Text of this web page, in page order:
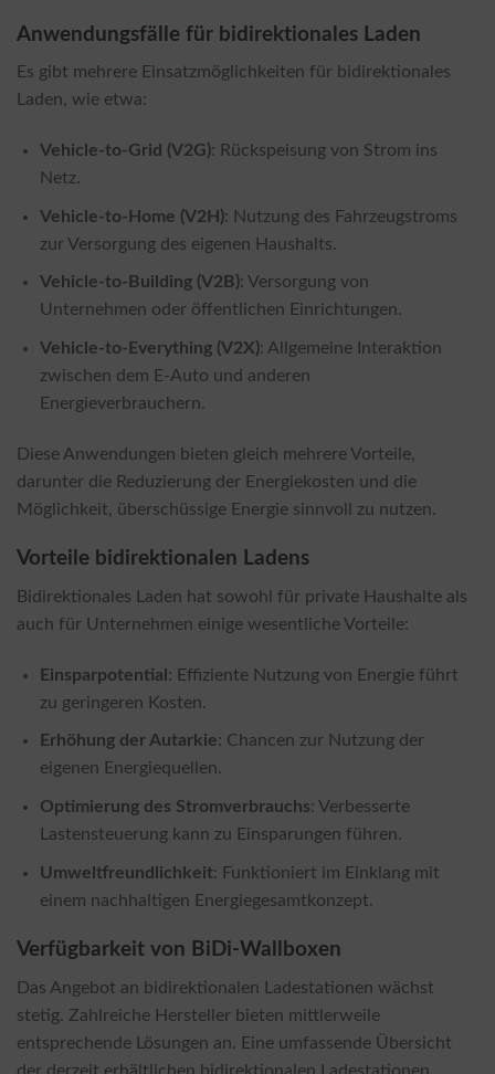
Anwendungsfälle für bidirektionales Laden
Es gibt mehrere Einsatzmöglichkeiten für bidirektionales
Laden, wie etwa:
Vehicle-to-Grid (V2G): Rückspeisung von Strom ins
Netz.
Vehicle-to-Home (V2H): Nutzung des Fahrzeugstroms
zur Versorgung des eigenen Haushalts.
Vehicle-to-Building (V2B): Versorgung von
Unternehmen oder öffentlichen Einrichtungen.
Vehicle-to-Everything (V2X): Allgemeine Interaktion
zwischen dem E-Auto und anderen
Energieverbrauchern.
Diese Anwendungen bieten gleich mehrere Vorteile,
darunter die Reduzierung der Energiekosten und die
Möglichkeit, überschüssige Energie sinnvoll zu nutzen.
Vorteile bidirektionalen Ladens
Bidirektionales Laden hat sowohl für private Haushalte als
auch für Unternehmen einige wesentliche Vorteile:
Einsparpotential : Effiziente Nutzung von Energie führt
zu geringeren Kosten.
Erhöhung der Autarkie: Chancen zur Nutzung der
eigenen Energiequellen.
Optimierung des Stromverbrauchs: Verbesserte
Lastensteuerung kann zu Einsparungen führen.
Umweltfreundlichkeit: Funktioniert im Einklang mit
einem nachhaltigen Energiegesamtkonzept.
Verfügbarkeit von BiDi-Wallboxen
Das Angebot an bidirektionalen Ladestationen wächst
stetig. Zahlreiche Hersteller bieten mittlerweile
entsprechende Lösungen an. Eine umfassende Übersicht